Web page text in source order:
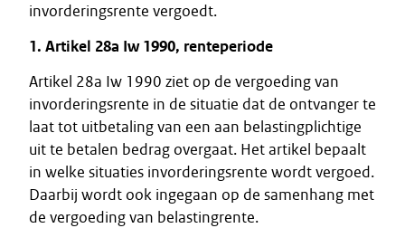
invorderingsrente vergoedt.
1. Artikel 28a Iw 1990, renteperiode
Artikel 28a Iw 1990 ziet op de vergoeding van
invorderingsrente in de situatie dat de ontvanger te
laat tot uitbetaling van een aan belastingplichtige
uit te betalen bedrag overgaat. Het artikel bepaalt
in welke situaties invorderingsrente wordt vergoed.
Daarbij wordt ook ingegaan op de samenhang met
de vergoeding van belastingrente.